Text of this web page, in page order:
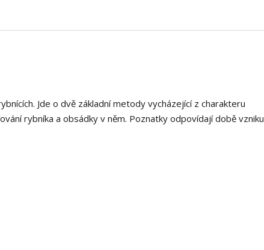
Jde o dvě základní metody vycházející z charakteru
rybníka a obsádky v něm. Poznatky odpovídají době vzniku